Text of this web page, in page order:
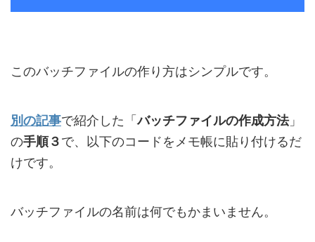
このバッチファイルの作り方はシンプルです。
別の記事で紹介した「バッチファイルの作成方法」
の手順３で、以下のコードをメモ帳に貼り付けるだ
けです。
バッチファイルの名前は何でもかまいません。